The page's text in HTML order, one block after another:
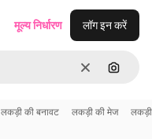
साफ़ इमेज से
मूल्य निर्धारण लॉग इन करें
लकड़ी की बनावट लकड़ी की मेज